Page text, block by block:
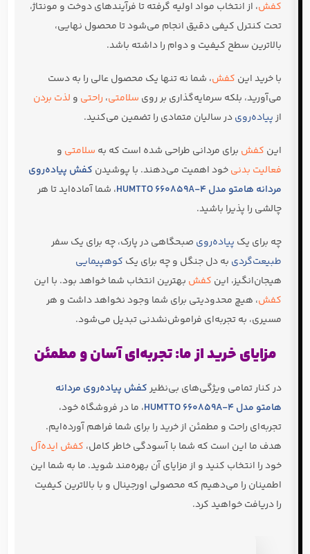
کفش، از انتخاب مواد اولیه گرفته تا فرآیندهای دوخت و مونتاژ،
تحت کنترل کیفی دقیق انجام می‌شود تا محصول نهایی،
بالاترین سطح کیفیت و دوام را داشته باشد.
با خرید این کفش، شما نه تنها یک محصول عالی را به دست
می‌آورید، بلکه سرمایه‌گذاری بر روی سلامتی، راحتی و لذت بردن
ازپیاده‌رویدر سالیان متمادی را تضمین می‌کنید.
این کفش برای مردانی طراحی شده است که به سلامتی و
فعالیت بدنیخود اهمیت می‌دهند. با پوشیدن کفش پیاده‌روی
مردانه هامتو مدل HUMTTO 660859A-4
، شما آماده‌اید تا هر
چالشی را پذیرا باشید.
چه برای یک پیاده‌روی صبحگاهی در پارک، چه برای یک سفر
طبیعت‌گردی به دل جنگل و چه برای یک کوهپیمایی
هیجان‌انگیز، این کفش بهترین انتخاب شما خواهد بود. با این
کفش، هیچ محدودیتی برای شما وجود نخواهد داشت و هر
مسیری، به تجربه‌ای فراموش‌نشدنی تبدیل می‌شود.
مزایای خرید از ما: تجربه‌ای آسان و مطمئن
در کنار تمامی ویژگی‌های بی‌نظیرکفش پیاده‌روی مردانه
هامتو مدل HUMTTO 660859A-4
، ما در فروشگاه خود،
تجربه‌ای راحت و مطمئن از خرید را برای شما فراهم آورده‌ایم.
هدف ما این است که شما با آسودگی خاطر کامل، کفش ایده‌آل
خود را انتخاب کنید و از مزایای آن بهره‌مند شوید. ما به شما این
اطمینان را می‌دهیم که محصولی اورجینال و با بالاترین کیفیت
را دریافت خواهید کرد.